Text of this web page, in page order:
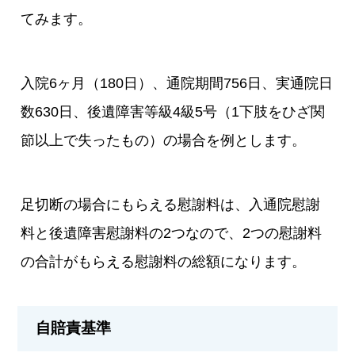
てみます。
入院6ヶ月（180日）、通院期間756日、実通院日
数630日、後遺障害等級4級5号（1下肢をひざ関
節以上で失ったもの）の場合を例とします。
足切断の場合にもらえる慰謝料は、入通院慰謝
料と後遺障害慰謝料の2つなので、2つの慰謝料
の合計がもらえる慰謝料の総額になります。
自賠責基準